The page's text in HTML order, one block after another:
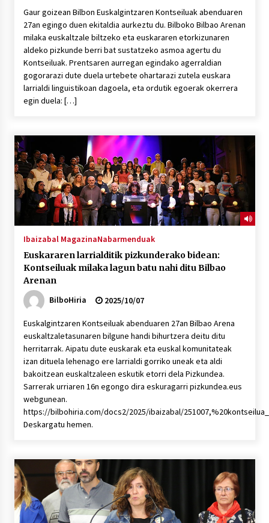
Gaur goizean Bilbon Euskalgintzaren Kontseiluak abenduaren
27an egingo duen ekitaldia aurkeztu du. Bilboko Bilbao Arenan
milaka euskaltzale biltzeko eta euskararen etorkizunaren
aldeko pizkunde berri bat sustatzeko asmoa agertu du
Kontseiluak. Prentsaren aurregan egindako agerraldian
gogorarazi dute duela urtebete ohartarazi zutela euskara
larrialdi linguistikoan dagoela, eta ordutik egoerak okerrera
egin duela: […]
Ibaizabal MagazinaNabarmenduak
Euskararen larrialditik pizkunderako bidean:
Kontseiluak milaka lagun batu nahi ditu Bilbao
Arenan
BilboHiria
2025/10/07
Euskalgintzaren Kontseiluak abenduaren 27an Bilbao Arena
euskaltzaletasunaren bilgune handi bihurtzera deitu ditu
herritarrak. Aipatu dute euskarak eta euskal komunitateak
izan dituela lehenago ere larrialdi gorriko uneak eta aldi
bakoitzean euskaltzaleen eskutik etorri dela Pizkundea.
Sarrerak urriaren 16n egongo dira eskuragarri pizkundea.eus
webgunean.
https://bilbohiria.com/docs2/2025/ibaizabal/
Deskargatu hemen.